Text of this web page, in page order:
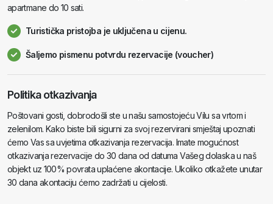
apartmane do 10 sati.
Turistička pristojba je uključena u cijenu.
Šaljemo pismenu potvrdu rezervacije (voucher)
Politika otkazivanja
Poštovani gosti, dobrodošli ste u našu samostojeću Vilu sa vrtom i
zelenilom. Kako biste bili sigurni za svoj rezervirani smještaj upoznati
ćemo Vas sa uvjetima otkazivanja rezervacija. Imate mogućnost
otkazivanja rezervacije do 30 dana od datuma Vašeg dolaska u naš
objekt uz 100% povrata uplaćene akontacije. Ukoliko otkažete unutar
30 dana akontaciju ćemo zadržati u cijelosti.